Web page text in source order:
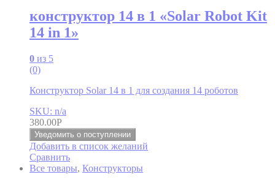
конструктор 14 в 1 «Solar Robot Kit
14 in 1»
0 из 5
(0)
Конструктор Solar 14 в 1 для создания 14 роботов
SKU: n/a
380.00Р
Уведомить о поступлении
Добавить в список желаний
Сравнить
Все товары, Конструкторы